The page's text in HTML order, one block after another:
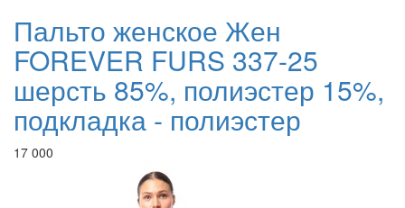
Пальто женское Жен
FOREVER FURS 337-25
шерсть 85%, полиэстер 15%,
подкладка - полиэстер
17 000